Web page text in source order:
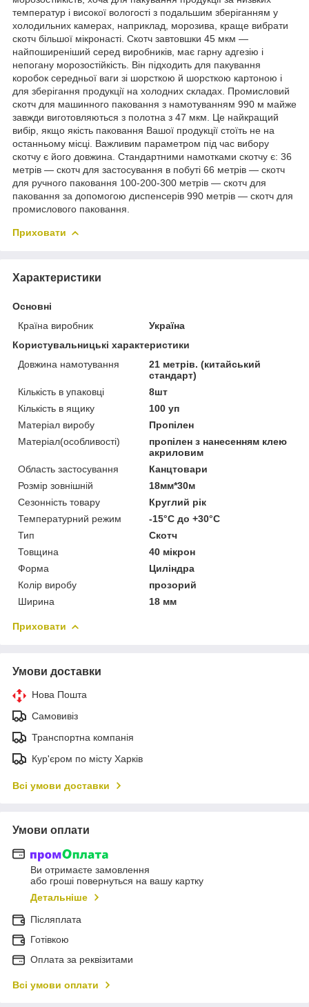
температур і високої вологості з подальшим зберіганням у
холодильних камерах, наприклад, морозива, краще вибрати
скотч більшої мікронасті. Скотч завтовшки 45 мкм —
найпоширеніший серед виробників, має гарну адгезію і
непогану морозостійкість. Він підходить для пакування
коробок середньої ваги зі шорсткою й шорсткою картоною і
для зберігання продукції на холодних складах. Промисловий
скотч для машинного паковання з намотуванням 990 м майже
завжди виготовляються з полотна з 47 мкм. Це найкращий
вибір, якщо якість паковання Вашої продукції стоїть не на
останньому місці. Важливим параметром під час вибору
скотчу є його довжина. Стандартними намотками скотчу є: 36
метрів — скотч для застосування в побуті 66 метрів — скотч
для ручного паковання 100-200-300 метрів — скотч для
паковання за допомогою диспенсерів 990 метрів — скотч для
промислового паковання.
Приховати
Характеристики
Основні
Країна виробник
Україна
Користувальницькі характеристики
Довжина намотування
21 метрів. (китайський
стандарт)
Кількість в упаковці
8шт
Кількість в ящику
100 уп
Матеріал виробу
Пропілен
Матеріал(особливості)
пропілен з нанесенням клею
акриловим
Область застосування
Канцтовари
Розмір зовнішній
18мм*30м
Сезонність товару
Круглий рік
Температурний режим
-15°С до +30°С
Тип
Скотч
Товщина
40 мікрон
Форма
Циліндра
Колір виробу
прозорий
Ширина
18 мм
Приховати
Умови доставки
Нова Пошта
Самовивіз
Транспортна компанія
Кур'єром по місту Харків
Всі умови доставки
Умови оплати
Ви отримаєте замовлення
або гроші повернуться на вашу картку
Детальніше
Післяплата
Готівкою
Оплата за реквізитами
Всі умови оплати